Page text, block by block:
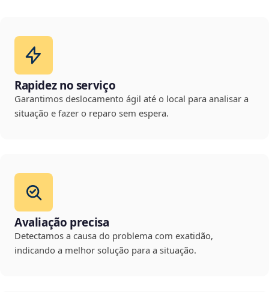
Rapidez no serviço
Garantimos deslocamento ágil até o local para analisar a
situação e fazer o reparo sem espera.
Avaliação precisa
Detectamos a causa do problema com exatidão,
indicando a melhor solução para a situação.